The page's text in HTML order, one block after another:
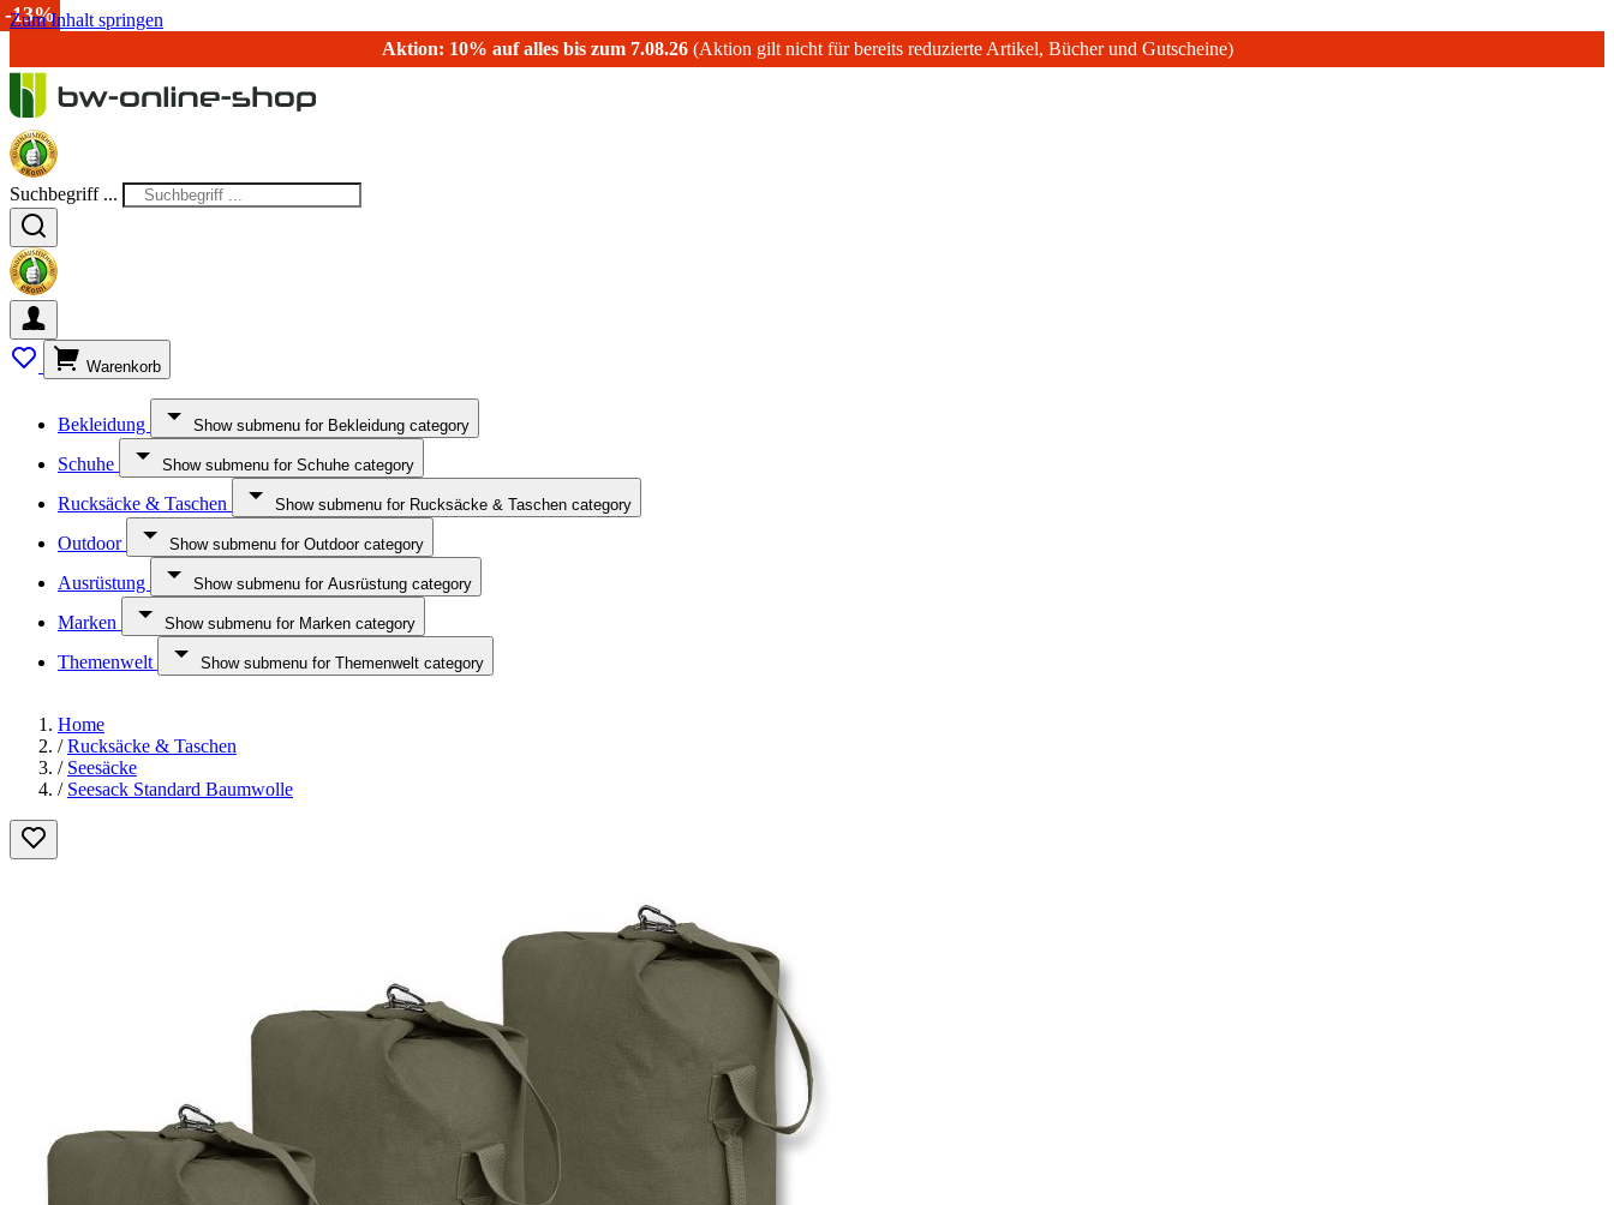
Zum Inhalt springen
Aktion: 10% auf alles bis zum 7.08.26(Aktion gilt nicht für bereits reduzierte Artikel, Bücher und Gutscheine)
Suchbegriff ...
Warenkorb
Bekleidung Show submenu for Bekleidung category
Schuhe Show submenu for Schuhe category
Rucksäcke & Taschen Show submenu for Rucksäcke & Taschen category
Outdoor Show submenu for Outdoor category
Ausrüstung Show submenu for Ausrüstung category
Marken Show submenu for Marken category
Themenwelt Show submenu for Themenwelt category
Home
/ Rucksäcke & Taschen
/ Seesäcke
/ Seesack Standard Baumwolle
-40%
-25%
-25%
-20%
-15%
-13%